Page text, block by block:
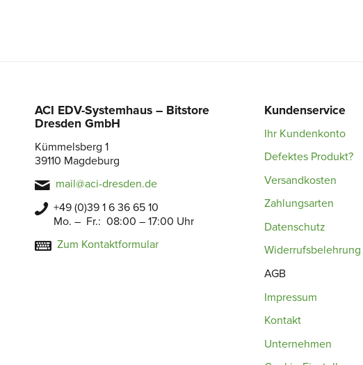
ACI EDV-Systemhaus – Bitstore
Dresden GmbH
Kümmelsberg 1
39110 Magdeburg
mail@aci-dresden.de
+49 (0)39 1 6 36 65 10
Mo. – Fr.: 08:00 – 17:00 Uhr
Zum Kontaktformular
Kundenservice
Ihr Kundenkonto
Defektes Produkt?
Versandkosten
Zahlungsarten
Datenschutz
Widerrufsbelehrung
AGB
Impressum
Kontakt
Unternehmen